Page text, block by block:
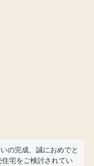
の完成、誠におめでと
宅をご検討されてい